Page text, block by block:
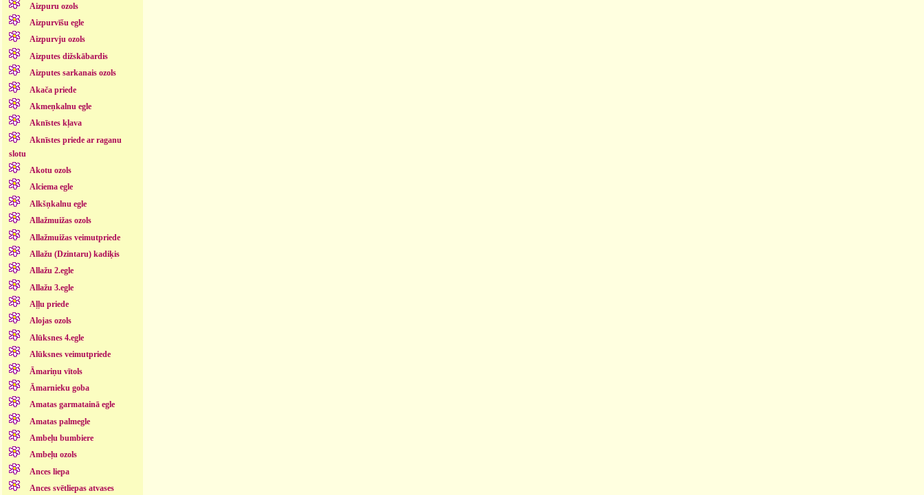
Aizpuru ozols
Aizpurvīšu egle
Aizpurvju ozols
Aizputes dižskābardis
Aizputes sarkanais ozols
Akača priede
Akmeņkalnu egle
Aknīstes kļava
Aknīstes priede ar raganu
slotu
Akotu ozols
Alciema egle
Alkšņkalnu egle
Allažmuižas ozols
Allažmuižas veimutpriede
Allažu (Dzintaru) kadiķis
Allažu 2.egle
Allažu 3.egle
Aļļu priede
Alojas ozols
Alūksnes 4.egle
Alūksnes veimutpriede
Āmariņu vītols
Āmarnieku goba
Amatas garmatainā egle
Amatas palmegle
Ambeļu bumbiere
Ambeļu ozols
Ances liepa
Ances svētliepas atvases